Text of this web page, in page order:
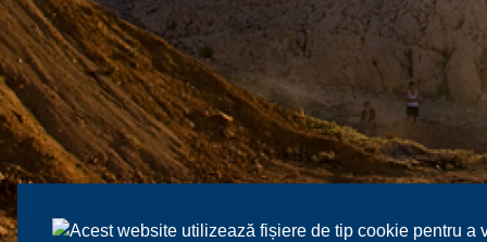
Acest website utilizează fișiere de tip cookie pentru